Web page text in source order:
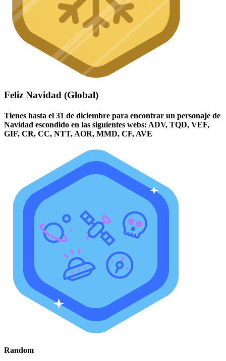
Feliz Navidad (Global)
Tienes hasta el 31 de diciembre para encontrar un personaje de
Navidad escondido en las siguientes webs: ADV, TQD, VEF,
GIF, CR, CC, NTT, AOR, MMD, CF, AVE
Random